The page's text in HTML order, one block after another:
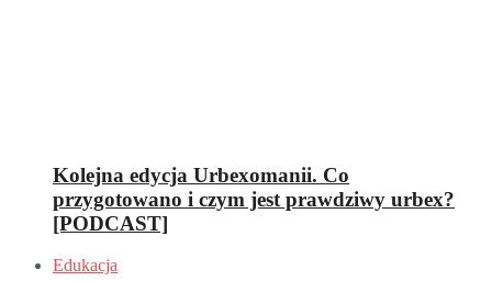
Kolejna edycja Urbexomanii. Co
przygotowano i czym jest prawdziwy urbex?
[PODCAST]
Edukacja